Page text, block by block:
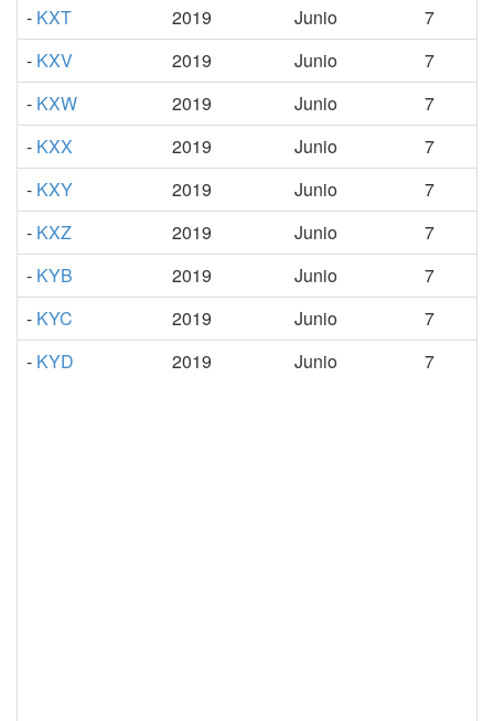
- KXT 2019 Junio
7
- KXV 2019 Junio
7
- KXW 2019 Junio
7
- KXX 2019 Junio
7
- KXY 2019 Junio
7
- KXZ 2019 Junio
7
- KYB 2019 Junio
7
- KYC 2019 Junio
7
- KYD 2019 Junio 7